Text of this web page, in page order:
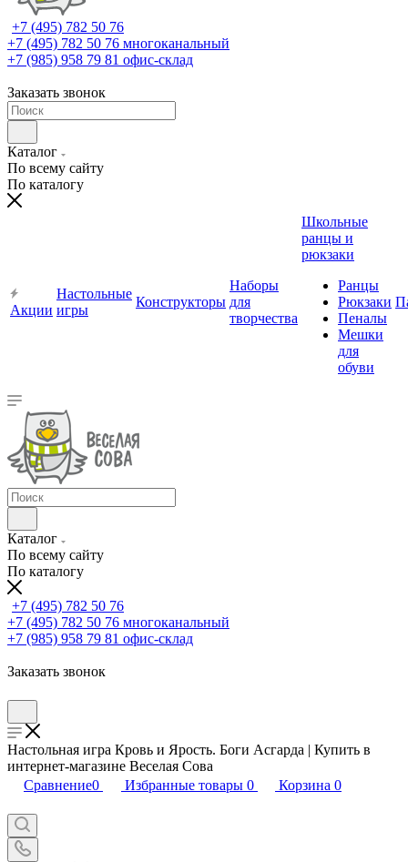
+7 (495) 782 50 76
+7 (495) 782 50 76 многоканальный
+7 (985) 958 79 81 офис-склад
Заказать звонок
Каталог
По всему сайту
По каталогу
Акции
Настольные
игры
Конструкторы
Наборы
для
творчества
Школьные
ранцы и
рюкзаки
Ранцы
Рюкзаки
Пеналы
Мешки
для
обуви
Каталог
По всему сайту
По каталогу
+7 (495) 782 50 76
+7 (495) 782 50 76 многоканальный
+7 (985) 958 79 81 офис-склад
Заказать звонок
Настольная игра Кровь и Ярость. Боги Асгарда | Купить в
интернет-магазине Веселая Сова
Сравнение0 Избранные товары 0 Корзина 0